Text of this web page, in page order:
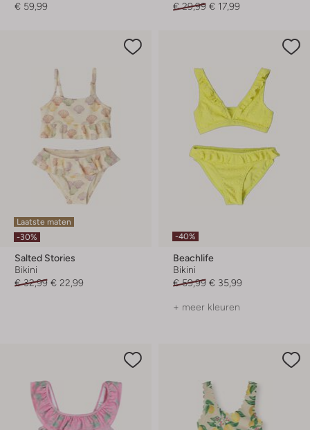
€ 59,99
€ 29,99 € 17,99
Laatste maten
-30%
Salted Stories
Bikini
€ 32,99 € 22,99
-40%
Beachlife
Bikini
€ 59,99 € 35,99
+ meer kleuren